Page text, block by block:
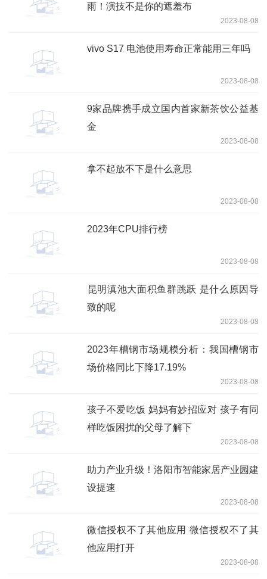
雨！演技不是你的遮羞布
2023-08-08
vivo S17 电池使用寿命正常能用三年吗
2023-08-08
9家品牌携手成立国内首家新茶饮公益基
金
2023-08-08
拿不起放不下是什么意思
2023-08-08
2023年CPU排行榜
2023-08-08
​昆明滇池大面积鱼群跳跃 是什么原因导
致的呢
2023-08-08
2023年槽钢市场规模分析：我国槽钢市
场价格同比下降17.19%
2023-08-08
孩子不爱吃饭 妈妈有妙招应对 孩子有同
样吃饭困扰的父母了解下
2023-08-08
助力产业升级！洛阳市智能家居产业园建
设提速
2023-08-08
微信授权不了其他应用 微信授权不了其
他应用打开
2023-08-08